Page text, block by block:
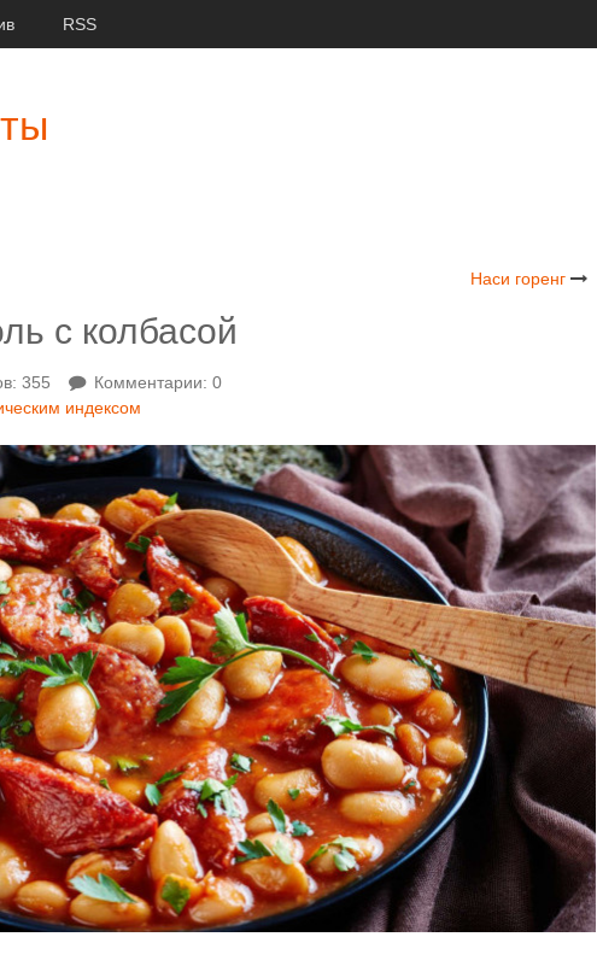
RSS
Наси горенг
с колбасой
355
Комментарии: 0
индексом